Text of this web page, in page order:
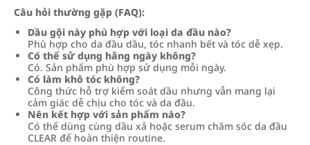
Câu hỏi thường gặp (FAQ):
Dầu gội này phù hợp với loại da đầu nào?
Phù hợp cho da đầu dầu, tóc nhanh bết và tóc dễ xẹp.
Có thể sử dụng hằng ngày không?
Có. Sản phẩm phù hợp sử dụng mỗi ngày.
Có làm khô tóc không?
Công thức hỗ trợ kiểm soát dầu nhưng vẫn mang lại
cảm giác dễ chịu cho tóc và da đầu.
Nên kết hợp với sản phẩm nào?
Có thể dùng cùng dầu xả hoặc serum chăm sóc da đầu
CLEAR để hoàn thiện routine.